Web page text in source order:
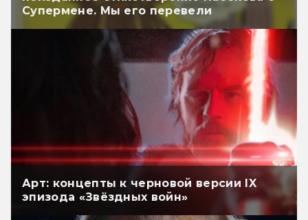
Супермене. Мы его перевели
Арт: концепты к черновой версии IX
эпизода «Звёздных войн»